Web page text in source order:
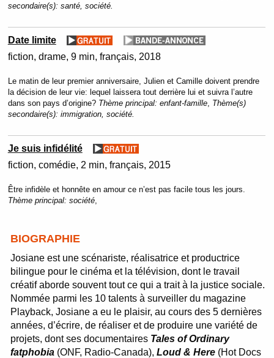
secondaire(s): santé, société.
Date limite
fiction drame 9 min français 2018
Le matin de leur premier anniversaire, Julien et Camille doivent prendre
la décision de leur vie: lequel laissera tout derrière lui et suivra l’autre
dans son pays d’origine? Thème principal: enfant-famille, Thème(s)
secondaire(s): immigration, société.
Je suis infidélité
fiction comédie 2 min français 2015
Être infidèle et honnête en amour ce n’est pas facile tous les jours.
Thème principal: société,
BIOGRAPHIE
Josiane est une scénariste, réalisatrice et productrice
bilingue pour le cinéma et la télévision, dont le travail
créatif aborde souvent tout ce qui a trait à la justice sociale.
Nommée parmi les 10 talents à surveiller du magazine
Playback, Josiane a eu le plaisir, au cours des 5 dernières
années, d’écrire, de réaliser et de produire une variété de
projets, dont ses documentaires Tales of Ordinary
fatphobia (ONF, Radio-Canada),Loud & Here (Hot Docs